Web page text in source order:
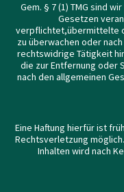
Gem. § 7 (1) TMG sind
Gesetzen
verpflichtet,übermittelte
zu überwachen oder
rechtswidrige Tätigkeit
die zur Entfernung oder
nach den allgemeinen
Eine Haftung hierfür ist
Rechtsverletzung
Inhalten wird nach